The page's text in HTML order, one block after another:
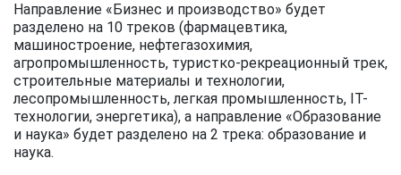
Направление «Бизнес и производство» будет
разделено на 10 треков (фармацевтика,
машиностроение, нефтегазохимия,
агропромышленность, туристко-рекреационный трек,
строительные материалы и технологии,
лесопромышленность, легкая промышленность, IT-
технологии, энергетика), а направление «Образование
и наука» будет разделено на 2 трека: образование и
наука.